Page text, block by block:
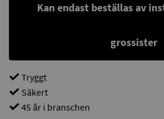
Kan endast beställas av
grossister
Tryggt
Säkert
45 år i branschen